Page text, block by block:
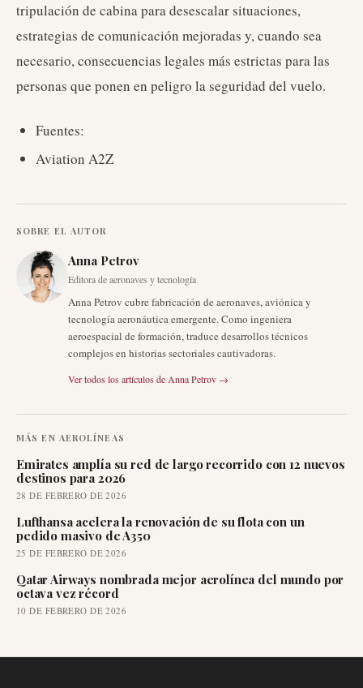
tripulación de cabina para desescalar situaciones,
estrategias de comunicación mejoradas y, cuando sea
necesario, consecuencias legales más estrictas para las
personas que ponen en peligro la seguridad del vuelo.
Fuentes:
Aviation A2Z
SOBRE EL AUTOR
Anna Petrov
Editora de aeronaves y tecnología
Anna Petrov cubre fabricación de aeronaves, aviónica y
tecnología aeronáutica emergente. Como ingeniera
aeroespacial de formación, traduce desarrollos técnicos
complejos en historias sectoriales cautivadoras.
Ver todos los artículos de Anna Petrov →
MÁS EN AEROLÍNEAS
Emirates amplía su red de largo recorrido con 12 nuevos
destinos para 2026
28 DE FEBRERO DE 2026
Lufthansa acelera la renovación de su flota con un
pedido masivo de A350
25 DE FEBRERO DE 2026
Qatar Airways nombrada mejor aerolínea del mundo por
octava vez récord
10 DE FEBRERO DE 2026